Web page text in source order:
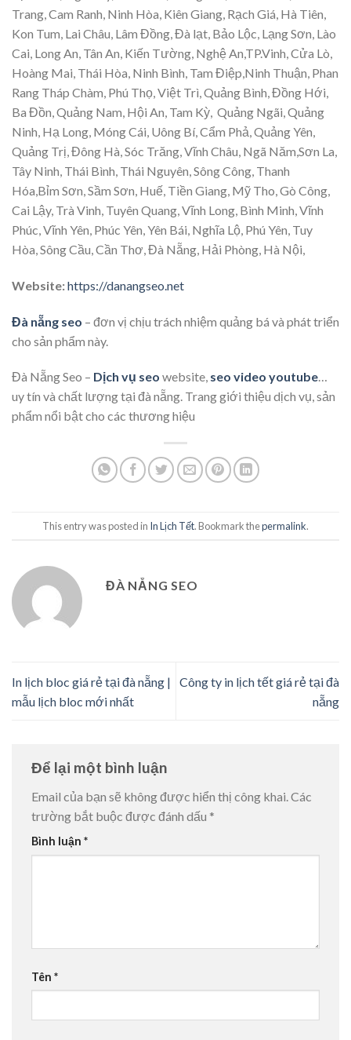
Trang, Cam Ranh, Ninh Hòa, Kiên Giang, Rạch Giá, Hà Tiên,
Kon Tum, Lai Châu, Lâm Đồng, Đà lạt, Bảo Lộc, Lạng Sơn, Lào
Cai, Long An, Tân An, Kiến Tường, Nghệ An,TP.Vinh, Cửa Lò,
Hoàng Mai, Thái Hòa, Ninh Bình, Tam Điệp,Ninh Thuận, Phan
Rang Tháp Chàm, Phú Thọ, Việt Trì, Quảng Bình, Đồng Hới,
Ba Đồn, Quảng Nam, Hội An, Tam Kỳ, Quảng Ngãi, Quảng
Ninh, Hạ Long, Móng Cái, Uông Bí, Cẩm Phả, Quảng Yên,
Quảng Trị, Đông Hà, Sóc Trăng, Vĩnh Châu, Ngã Năm,Sơn La,
Tây Ninh, Thái Bình, Thái Nguyên, Sông Công, Thanh
Hóa,Bỉm Sơn, Sầm Sơn, Huế, Tiền Giang, Mỹ Tho, Gò Công,
Cai Lậy, Trà Vinh, Tuyên Quang, Vĩnh Long, Bình Minh, Vĩnh
Phúc, Vĩnh Yên, Phúc Yên, Yên Bái, Nghĩa Lộ, Phú Yên, Tuy
Hòa, Sông Cầu, Cần Thơ, Đà Nẵng, Hải Phòng, Hà Nội,
Website:https://danangseo.net
Đà nẵng seo – đơn vị chịu trách nhiệm quảng bá và phát triển
cho sản phẩm này.
Đà Nẵng Seo – Dịch vụ seo website, seo video youtube…
uy tín và chất lượng tại đà nẵng. Trang giới thiệu dịch vụ, sản
phẩm nổi bật cho các thương hiệu
This entry was posted in In Lịch Tết. Bookmark thepermalink.
ĐÀ NẴNG SEO
In lịch bloc giá rẻ tại đà nẵng |
mẫu lịch bloc mới nhất
Công ty in lịch tết giá rẻ tại đà
nẵng
Để lại một bình luận
Email của bạn sẽ không được hiển thị công khai.Các
trường bắt buộc được đánh dấu *
Bình luận *
Tên *